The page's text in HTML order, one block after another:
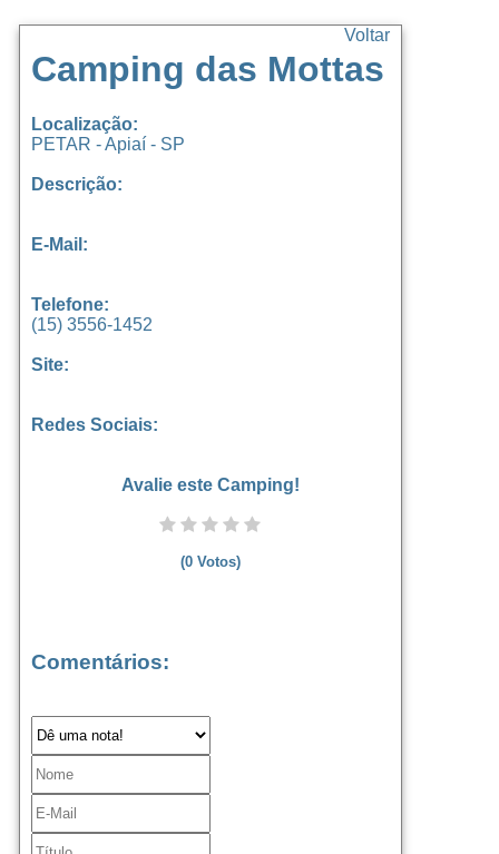
Voltar
Camping das Mottas
Localização:
PETAR - Apiaí - SP
Descrição:
E-Mail:
Telefone:
(15) 3556-1452
Site:
Redes Sociais:
Avalie este Camping!
(0Votos)
Comentários: